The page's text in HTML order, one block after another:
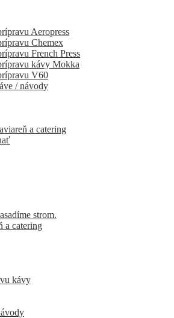
Aeropress
Chemex
French Press
kávy Mokka
V60
/ návody
a catering
strom.
a catering
kávy